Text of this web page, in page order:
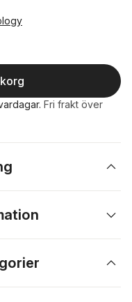
. Fri frakt över